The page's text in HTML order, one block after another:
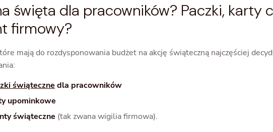
święta dla pracowników? Paczki, karty
firmowy?
mają do rozdysponowania budżet na akcję świąteczną najczęściej
świąteczne dla pracowników
upominkowe
świąteczne (tak zwana wigilia firmowa).